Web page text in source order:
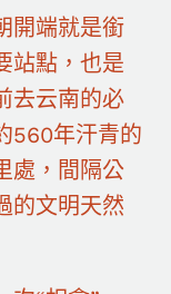
開端就是銜
站點，也是
去云南的必
560年汗青的
處，間隔公
的文明天然